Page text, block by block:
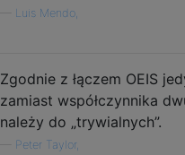
Luis Mendo,
Zgodnie z łączem OEIS
zamiast współczynnika
należy do „trywialnych”.
Peter Taylor,